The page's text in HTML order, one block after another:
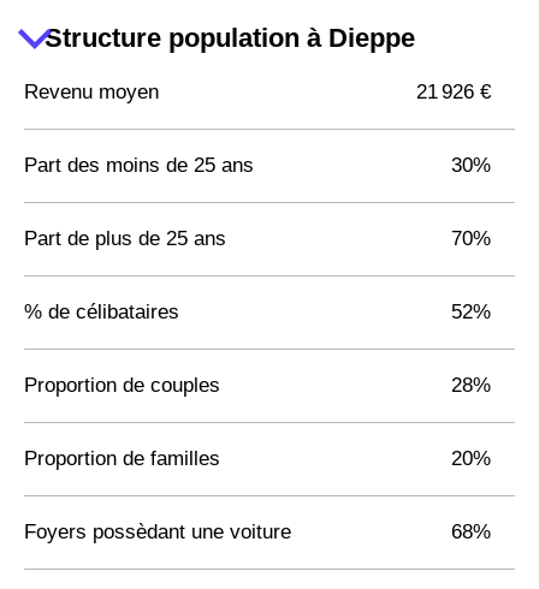
Structure population à Dieppe
Revenu moyen 21 926 €
Part des moins de 25 ans 30%
Part de plus de 25 ans 70%
% de célibataires 52%
Proportion de couples 28%
Proportion de familles 20%
Foyers possèdant une voiture 68%